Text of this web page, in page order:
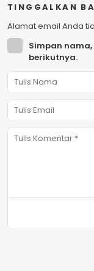
TINGGALKAN
Alamat email Anda
Simpan
berikutnya.